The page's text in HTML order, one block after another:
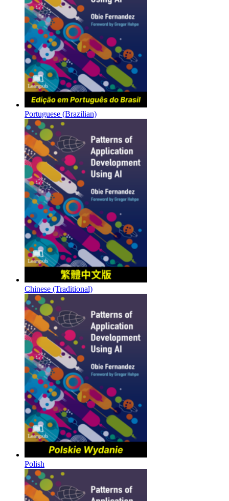
Portuguese (Brazilian)
Chinese (Traditional)
Polish